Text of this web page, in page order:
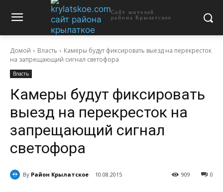
Сайт жителей
района Крылатское
Домой Власть
Камеры будут фиксировать выезд на перекресток
на запрещающий сигнал светофора
Власть
Камеры будут фиксировать
выезд на перекресток на
запрещающий сигнал
светофора
By Район Крылатское 10.08.2015 0
909